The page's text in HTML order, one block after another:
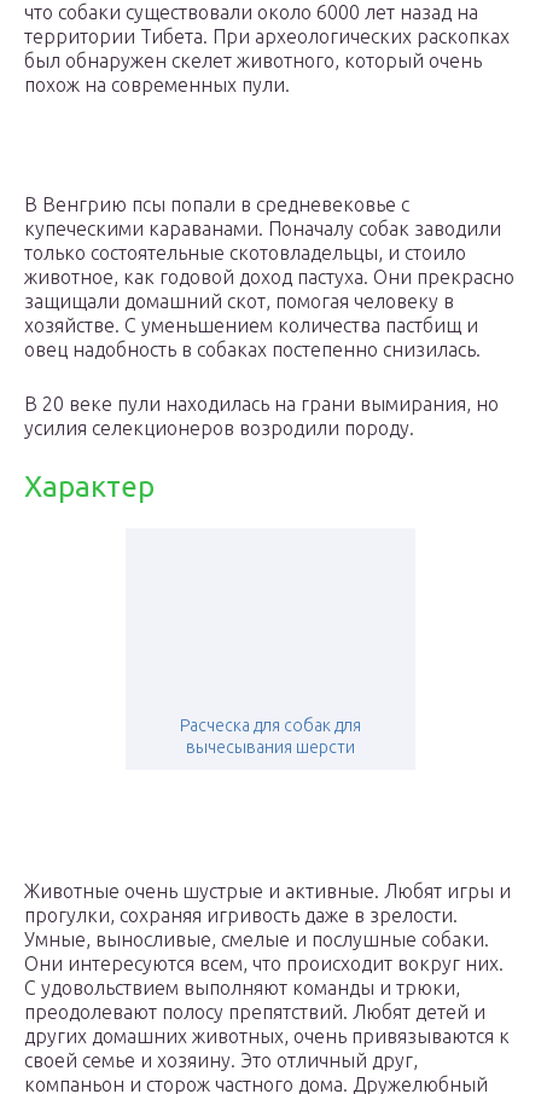
что собаки существовали около 6000 лет назад на
территории Тибета. При археологических раскопках
был обнаружен скелет животного, который очень
похож на современных пули.
В Венгрию псы попали в средневековье с
купеческими караванами. Поначалу собак заводили
только состоятельные скотовладельцы, и стоило
животное, как годовой доход пастуха. Они прекрасно
защищали домашний скот, помогая человеку в
хозяйстве. С уменьшением количества пастбищ и
овец надобность в собаках постепенно снизилась.
В 20 веке пули находилась на грани вымирания, но
усилия селекционеров возродили породу.
Характер
Расческа для собак для
вычесывания шерсти
Животные очень шустрые и активные. Любят игры и
прогулки, сохраняя игривость даже в зрелости.
Умные, выносливые, смелые и послушные собаки.
Они интересуются всем, что происходит вокруг них.
С удовольствием выполняют команды и трюки,
преодолевают полосу препятствий. Любят детей и
других домашних животных, очень привязываются к
своей семье и хозяину. Это отличный друг,
компаньон и сторож частного дома. Дружелюбный